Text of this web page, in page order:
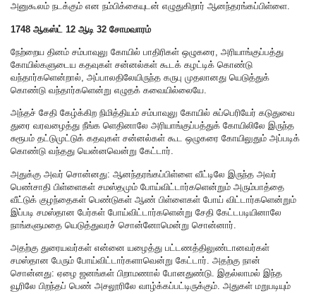
அனுகூலம் நடக்கும் என நம்பிக்கையுடன் எழுதுகிறார் ஆனந்தரங்கப்பிள்ளை.
1748 ஆகஸ்ட் 12 ஆடி 32 சோமவாரம்
நேற்றைய தினம் சம்பாவுலு கோயில் பாதிரிகள் ஒழுகரை, அரியாங்குப்பத்து
கோயில்களுடைய கதவுகள் சன்னல்கள் கூடக் கழட்டிக் கொண்டு
வந்தார்களென்றால், அப்பாலதிலேயிருந்த கருபு முதலானது யெடுத்துக்
கொண்டு வந்தார்களென்று எழுதக் கவையில்லையே.
அந்தச் சேதி கேழ்க்கிற நிமித்தியம் சம்பாவுலு கோயில் சுப்பெரியேர் கடுதுவை
துரை வரவழைத்து நீங்க ளெதினாலே அரியாங்குப்பத்துக் கோயிலிலே இருந்த
சுரூபம் தட்டுமுட்டுக் கதவுகள் சன்னல்கள் கூட ஒழுகரை கோயிலுதும் அப்படிக்
கொண்டு வந்தது யென்னவென்று கேட்டார்.
அதுக்கு அவர் சொன்னது: ஆனந்தரங்கப்பிள்ளை வீட்டிலே இருந்த அவர்
பெண்சாதி பிள்ளைகள் சமஸ்தமும் போய்விட்டார்களென்றும் அரும்பாத்தை
வீட்டுக் குழந்தைகள் பெண்டுகள் ஆண் பிள்ளைகள் போய் விட்டார்களென்றும்
இப்படி சமஸ்தான பேர்கள் போய்விட்டார்களென்று சேதி கேட்டபடியினாலே
நாங்களுமதை யெடுத்துவரச் சொன்னோமென்று சொன்னார்.
அதற்கு துரையவர்கள் என்னை யழைத்து பட்டணத்திலுண்டானவர்கள்
சமஸ்தான பேரும் போய்விட்டார்களாவென்று கேட்டார். அதற்கு நான்
சொன்னது: ஏழை ஜனங்கள் பிறாமணால் போனதுண்டு. இதல்லாமல் இந்த
வூரிலே பிறந்தப் பெண் அசலூரிலே வாழ்க்கப்பட்டிருக்கும். அதுகள் மறுபடியும்